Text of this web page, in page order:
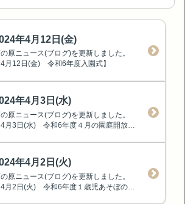
年4月12日(金)
原ニュース(ブログ)を更新しました。
4月12日(金) 令和6年度入園式】
年4月3日(水)
原ニュース(ブログ)を更新しました。
4月3日(水) 令和6年度４月の園庭開放の日程変更】
年4月2日(火)
原ニュース(ブログ)を更新しました。
4月2日(火) 令和6年度１歳児あそぼの日程】